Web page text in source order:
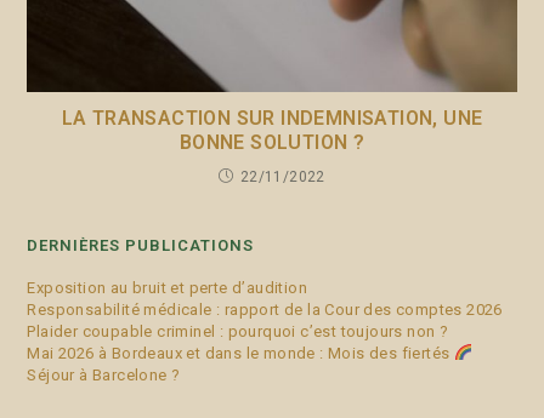
LA TRANSACTION SUR INDEMNISATION, UNE
BONNE SOLUTION ?
22/11/2022
DERNIÈRES PUBLICATIONS
Exposition au bruit et perte d’audition
Responsabilité médicale : rapport de la Cour des comptes 2026
Plaider coupable criminel : pourquoi c’est toujours non ?
Mai 2026 à Bordeaux et dans le monde : Mois des fiertés
Séjour à Barcelone ?